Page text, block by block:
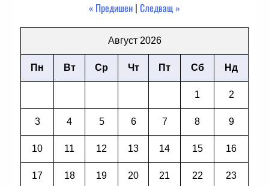
« Предишен | Следващ »
Август 2026
Пн Вт Ср Чт Пт Сб Нд
1 2
3 4 5 6 7 8 9
10 11 12 13 14 15 16
17 18 19 20 21 22 23